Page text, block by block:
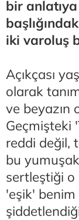
bir
iki varoluş
Açıkçası
olarak
ve beyazın
Geçmişteki
reddi değil,
bu
sertleştiği o
'eşik' benim